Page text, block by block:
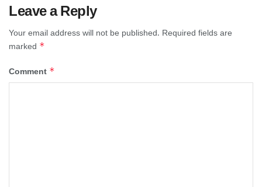
Leave a Reply
Your email address will not be published. Required fields are
marked *
Comment *